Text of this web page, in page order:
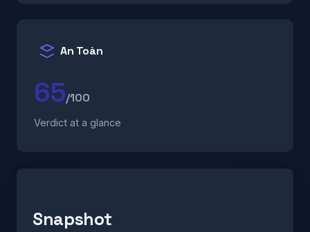
An Toàn
65/100
Verdict at a glance
Snapshot